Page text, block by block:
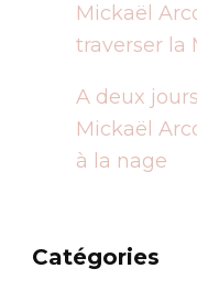
Mickaël
traverser la
A deux
Mickaël
à la nage
Catégories